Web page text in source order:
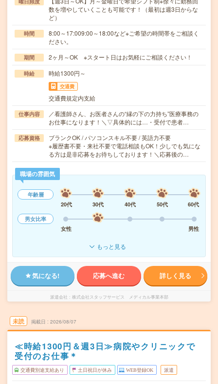
数を増やしていくことも可能です！（最初は週3日からな
ど）
時間
8:00～17:009:00～18:00など※ご希望の時間帯をご相談く
ださい。
期間 2ヶ月～OK ※スタート日はお気軽にご相談ください！
時給 時給1300円～
交通費
交通費規定内支給
仕事内容
／看護師さん、お医者さんの“縁の下の力持ち”医療事務の
お仕事になります！＼▽具体的には…・受付で患者…
応募資格
ブランクOK / パソコンスキル不要 / 英語力不要
※履歴書不要・来社不要で電話相談もOK！少しでも気にな
る方は是非応募をお待ちしております！＼応募後の…
職場の雰囲気
年齢層
20代
30代 40代 50代
60代
男女比率
女性
男性
もっと見る
気になる! 応募へ進む 詳しく見る
派遣会社 株式会社スタッフサービス メディカル事業本部
未読 掲載日 2026/08/07
≪時給1300円＆週3日≫病院やクリニックで
受付のお仕事＊
交通費別途支給あり 土日祝日が休み WEB登録OK 派遣